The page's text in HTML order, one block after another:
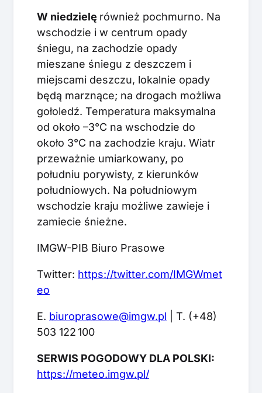
W niedzielę również pochmurno. Na
wschodzie i w centrum opady
śniegu, na zachodzie opady
mieszane śniegu z deszczem i
miejscami deszczu, lokalnie opady
będą marznące; na drogach możliwa
gołoledź. Temperatura maksymalna
od około –3°C na wschodzie do
około 3°C na zachodzie kraju. Wiatr
przeważnie umiarkowany, po
południu porywisty, z kierunków
południowych. Na południowym
wschodzie kraju możliwe zawieje i
zamiecie śnieżne.
IMGW-PIB Biuro Prasowe
Twitter: https://twitter.com/IMGWmet
eo
E. biuroprasowe@imgw.pl | T. (+48)
503 122 100
SERWIS POGODOWY DLA POLSKI:
https://meteo.imgw.pl/